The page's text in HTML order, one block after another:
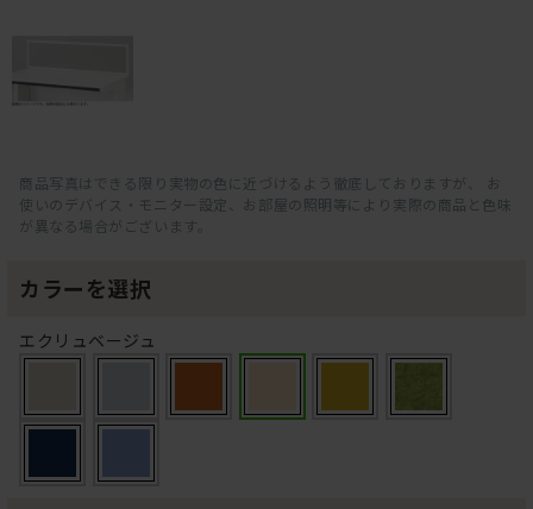
商品写真はできる限り実物の色に近づけるよう徹底しておりますが、 お
使いのデバイス・モニター設定、お部屋の照明等により実際の商品と色味
が異なる場合がございます。
カラーを選択
エクリュベージュ